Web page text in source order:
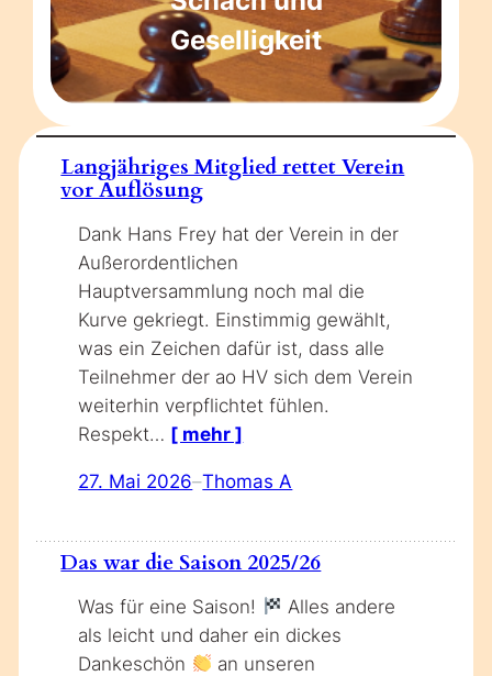
Geselligkeit
Langjähriges Mitglied rettet Verein
vor Auflösung
Dank Hans Frey hat der Verein in der
Außerordentlichen
Hauptversammlung noch mal die
Kurve gekriegt. Einstimmig gewählt,
was ein Zeichen dafür ist, dass alle
Teilnehmer der ao HV sich dem Verein
weiterhin verpflichtet fühlen.
Respekt… [ mehr ]
27. Mai 2026–Thomas A
Das war die Saison 2025/26
Was für eine Saison!
Alles andere
als leicht und daher ein dickes
Dankeschön
an unseren